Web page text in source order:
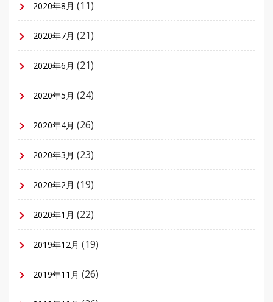
2020年8月 (11)
2020年7月 (21)
2020年6月 (21)
2020年5月 (24)
2020年4月 (26)
2020年3月 (23)
2020年2月 (19)
2020年1月 (22)
2019年12月 (19)
2019年11月 (26)